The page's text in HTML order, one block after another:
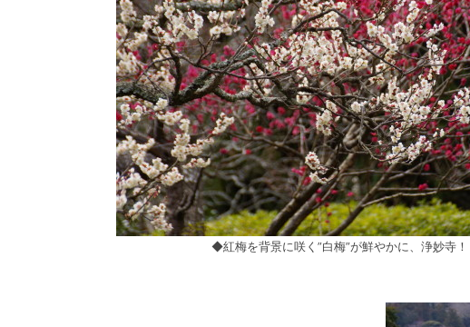
◆紅梅を背景に咲く”白梅”が鮮やかに、浄妙寺！